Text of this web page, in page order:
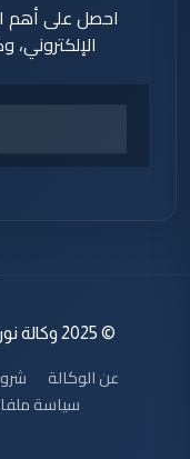
احصل على أهم
© 2025 وكالة نون الخبرية. جميع الحقوق محفوظة.
عن الوكالة
سياسة